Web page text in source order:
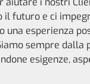
il futuro e ci
una esperienza
sempre dalla
esigenze,